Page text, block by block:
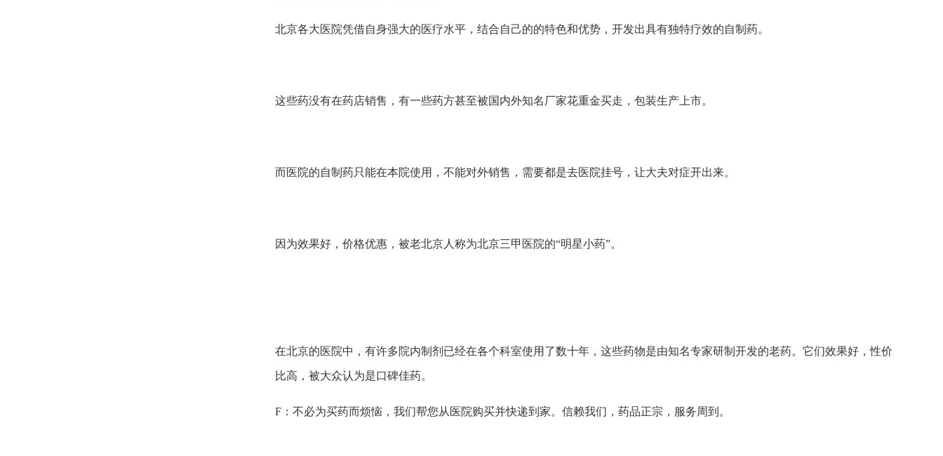
北京各大医院凭借自身强大的医疗水平，结合自己的的特色和优势，开发出具有独特疗效的自制药。
这些药没有在药店销售，有一些药方甚至被国内外知名厂家花重金买走，包装生产上市。
而医院的自制药只能在本院使用，不能对外销售，需要都是去医院挂号，让大夫对症开出来。
因为效果好，价格优惠，被老北京人称为北京三甲医院的“明星小药”。
在北京的医院中，有许多院内制剂已经在各个科室使用了数十年，这些药物是由知名专家研制开发的老药。它们效果好，性价
比高，被大众认为是口碑佳药。
F：不必为买药而烦恼，我们帮您从医院购买并快递到家。信赖我们，药品正宗，服务周到。